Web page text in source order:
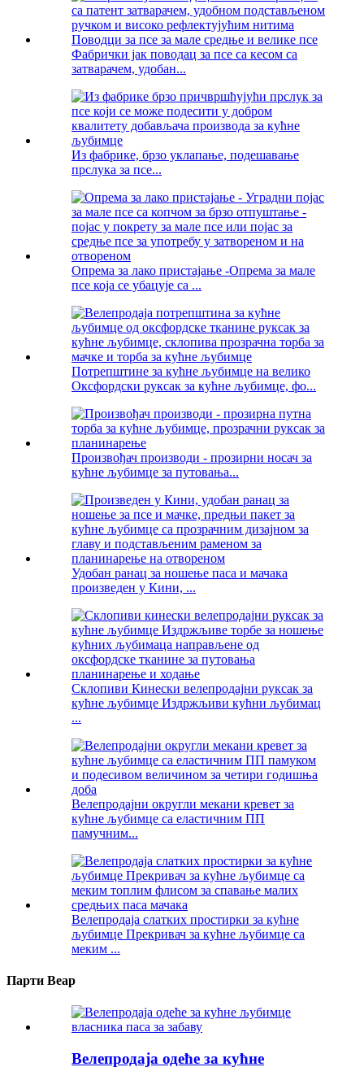
Фабрички јак поводац за псе са кесом са
затварачем, удобан...
Из фабрике, брзо уклапање, подешавање
прслука за псе...
Опрема за лако пристајање -Опрема за мале
псе која се убацује са ...
Потрепштине за кућне љубимце на велико
Оксфордски руксак за кућне љубимце, фо...
Произвођач производи - прозирни носач за
кућне љубимце за путовања...
Удобан ранац за ношење паса и мачака
произведен у Кини, ...
Склопиви Кинески велепродајни руксак за
кућне љубимце Издржљиви кућни љубимац
...
Велепродајни округли мекани кревет за
кућне љубимце са еластичним ПП
памучним...
Велепродаја слатких простирки за кућне
љубимце Прекривач за кућне љубимце са
меким ...
Парти Веар
Велепродаја одеће за кућне